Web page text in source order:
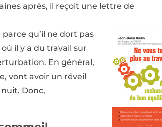
après, il reçoit une lettre de
qu’il ne dort pas
il y a du travail sur
En général,
vont avoir un réveil
Donc,